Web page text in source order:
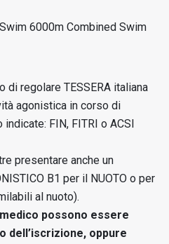
6000m Combined Swim
regolare TESSERA italiana
agonistica in corso di
FIN, FITRI o ACSI
presentare anche un
B1 per il NUOTO o per
al nuoto).
possono essere
dell’iscrizione, oppure